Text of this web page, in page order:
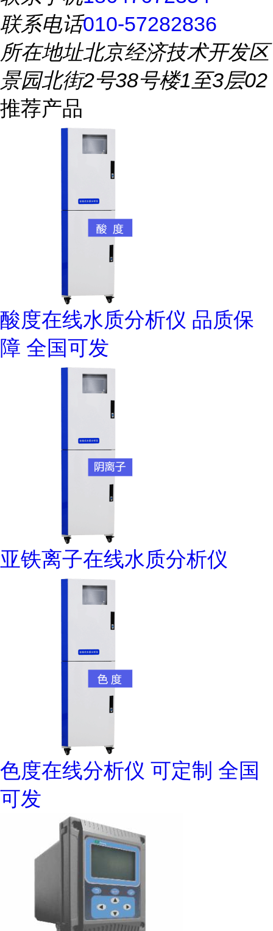
联系电话010-57282836
所在地址北京经济技术开发区
景园北街2号38号楼1至3层02
推荐产品
酸度在线水质分析仪 品质保
障 全国可发
亚铁离子在线水质分析仪
色度在线分析仪 可定制 全国
可发